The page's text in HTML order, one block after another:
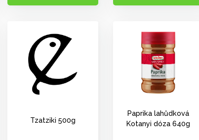
Tzatziki 500g
Paprika lahůdková
Kotanyi dóza 640g